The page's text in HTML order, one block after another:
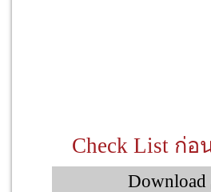
Check List ก่อ
Download